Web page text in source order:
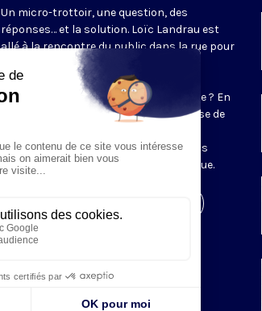
Un micro-trottoir, une question, des
réponses… et la solution. Loïc Landrau est
allé à la rencontre du public dans la rue pour
l’interroger sur un mot ou un concept
catholique : que veulent dire des mots
comme miséricorde, narthex ou rosaire ? En
plateau, le père Bernard Klasen (diocèse de
question. 3 minutes pour rafraîchir nos
connaissances sur la culture catholique.